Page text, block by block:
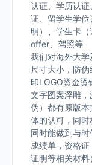
认证、学历认
证、留学生学
明）、学生卡
offer、驾照等
我们对海外大学
尺寸大小，防
印LOGO烫金烫
文字图案浮雕
伪）都有原版
体的认可，同时
同时能做到与时
成绩单，资格
证明等相关材料